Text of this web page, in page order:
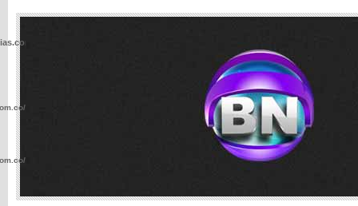
wp-
wp-
wp-